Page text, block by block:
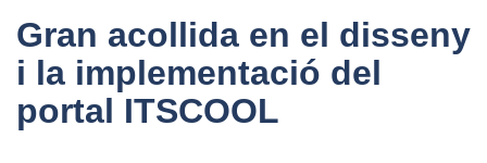
Gran acollida en el disseny
i la implementació del
portal ITSCOOL